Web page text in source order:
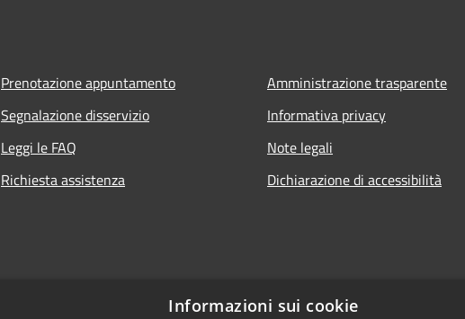
Prenotazione appuntamento
Segnalazione disservizio
Leggi le FAQ
Richiesta assistenza
Amministrazione trasparente
Informativa privacy
Note legali
Dichiarazione di accessibilità
Informazioni sui cookie